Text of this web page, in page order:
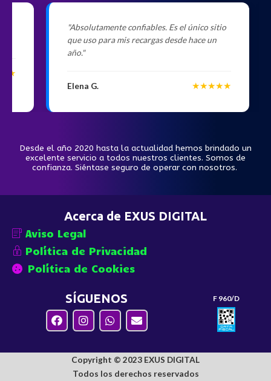
"Absolutamente confiables. Es el único sitio
que uso para mis recargas desde hace un
año."
Elena G. ★★★★★
Desde el año 2020 hasta la actualidad hemos brindado un
excelente servicio a todos nuestros clientes. Somos de
confianza. Siéntase seguro de operar con nosotros.
Acerca de EXUS DIGITAL
Aviso Legal
Política de Privacidad
Política de Cookies
SÍGUENOS F 960/D
Copyright © 2023 EXUS DIGITAL
Todos los derechos reservados